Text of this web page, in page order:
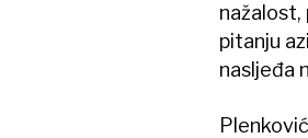
nažalost,
pitanju
nasljeđa